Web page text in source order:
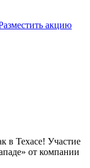
акцию
в Техасе! Участие
от компании